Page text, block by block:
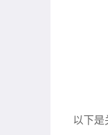
以下是